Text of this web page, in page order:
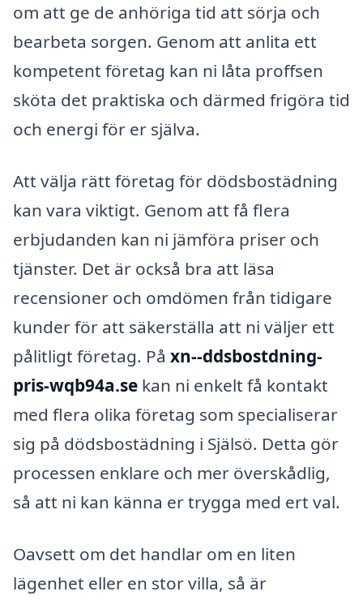
om att ge de anhöriga tid att sörja och
bearbeta sorgen. Genom att anlita ett
kompetent företag kan ni låta proffsen
sköta det praktiska och därmed frigöra tid
och energi för er själva.
Att välja rätt företag för dödsbostädning
kan vara viktigt. Genom att få flera
erbjudanden kan ni jämföra priser och
tjänster. Det är också bra att läsa
recensioner och omdömen från tidigare
kunder för att säkerställa att ni väljer ett
pålitligt företag. På xn--ddsbostdning-
pris-wqb94a.se kan ni enkelt få kontakt
med flera olika företag som specialiserar
sig på dödsbostädning i Själsö. Detta gör
processen enklare och mer överskådlig,
så att ni kan känna er trygga med ert val.
Oavsett om det handlar om en liten
lägenhet eller en stor villa, så är